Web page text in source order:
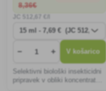
8,36€
512 ,67 €/l
− + V košarico
Selektivni biološki insekticidni
pripravek v obliki koncentrata,